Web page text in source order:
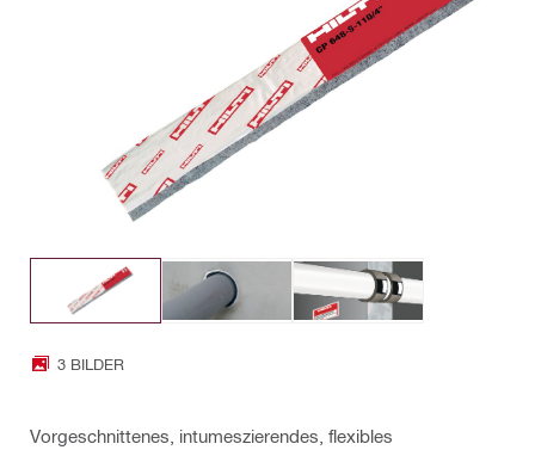
3 BILDER
Vorgeschnittenes, intumeszierendes, flexibles